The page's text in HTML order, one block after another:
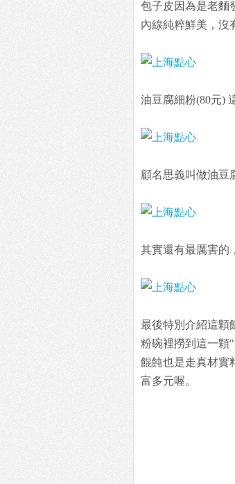
包子皮因為是老麵
內線純粹鮮美，沒
油豆腐細粉(80元)
顧名思義叫做油豆
其實還有最厲害的
最後特別介紹這顆
粉碗裡撈到這一顆
餛飩也是走真材實
富多元喔。